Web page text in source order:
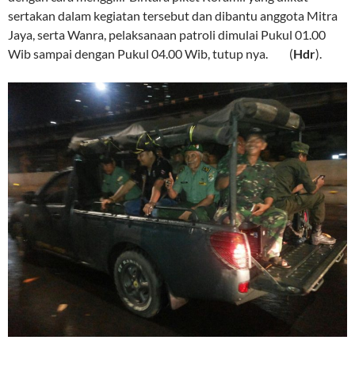
sertakan dalam kegiatan tersebut dan dibantu anggota Mitra
Jaya, serta Wanra, pelaksanaan patroli dimulai Pukul 01.00
Wib sampai dengan Pukul 04.00 Wib, tutup nya. (Hdr).